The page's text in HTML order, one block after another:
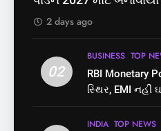
1
બેઠક
2 days ago
02
BUSINESS TOP
RBI Monetary
સ્થિર, EMI નહીં
INDIA TOP NEWS
શું
છે?